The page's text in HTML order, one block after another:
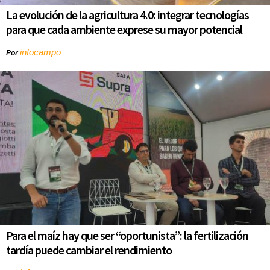
La evolución de la agricultura 4.0: integrar tecnologías
para que cada ambiente exprese su mayor potencial
Porinfocampo
Para el maíz hay que ser “oportunista”: la fertilización
tardía puede cambiar el rendimiento